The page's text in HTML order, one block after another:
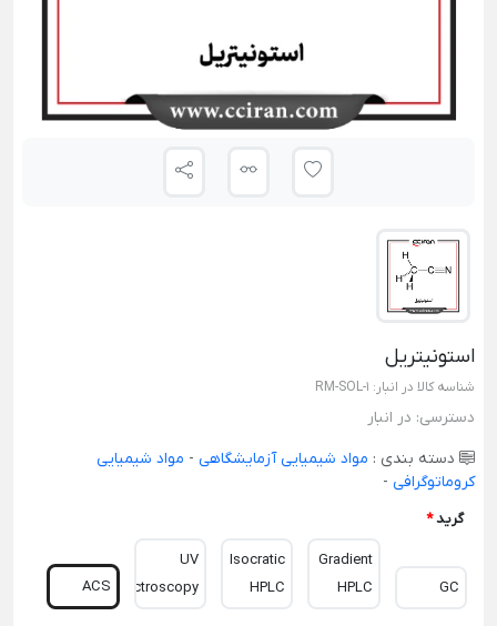
استونیتریل
شناسه کالا در انبار: RM-SOL-1
دسترسی: در انبار
دسته بندی : مواد شیمیایی آزمایشگاهی - مواد شیمیایی
کروماتوگرافی -
گرید*
GC
Gradient
HPLC
Isocratic
HPLC
UV
Spectroscopy
ACS